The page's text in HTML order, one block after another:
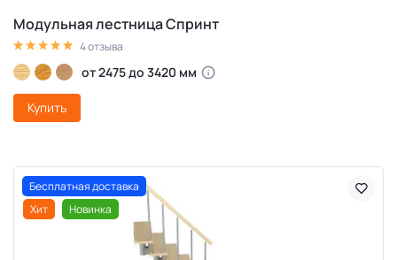
Модульная лестница Спринт
4 отзыва
от 2475 до 3420 мм
Купить
Бесплатная доставка
Хит
Новинка